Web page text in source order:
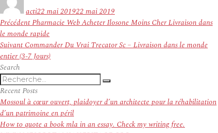
actile
22 mai 201922 mai 2019
Navigation
de
l’article
PrécédentArticle
précédent :
Pharmacie Web Acheter Ilosone Moins Cher Livraison dans
le monde rapide
Suivant Article
suivant :
Commander Du Vrai Trecator Sc – Livraison dans le monde
entier (3-7 Jours)
Search
Recherche
pour
:
Recherche
Recent Posts
Mossoul à cœur ouvert, plaidoyer d’un architecte pour la réhabilitation
d’un patrimoine en péril
How to quote a book mla in an essay. Check my writing free.